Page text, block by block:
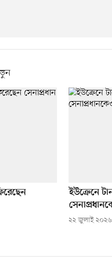
ইউক্রেনে
২২ জুলাই ২০২৬